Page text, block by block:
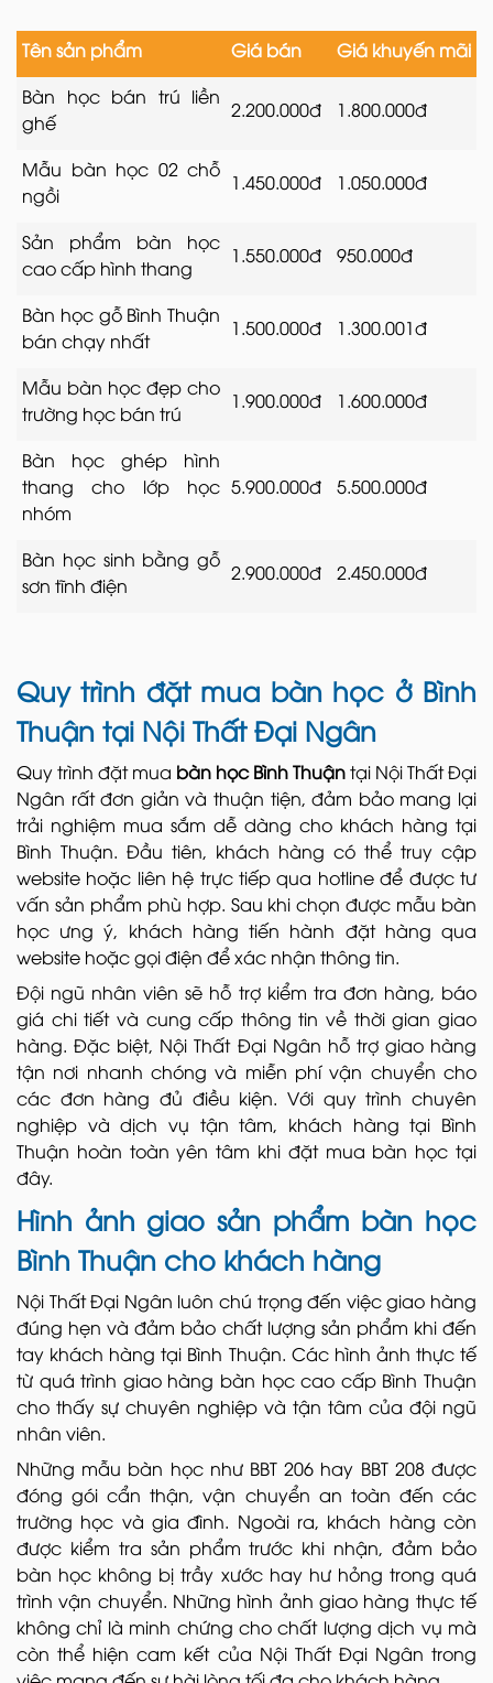
Tên sản phẩm Giá bán
Giá khuyến mãi
Bàn học bán trú liền
ghế
2.200.000đ 1.800.000đ
Mẫu bàn học 02 chỗ
ngồi
1.450.000đ 1.050.000đ
Sản phẩm bàn học
cao cấp hình thang
1.550.000đ 950.000đ
Bàn học gỗ Bình Thuận
bán chạy nhất
1.500.000đ 1.300.001đ
Mẫu bàn học đẹp cho
trường học bán trú
1.900.000đ 1.600.000đ
Bàn học ghép hình
thang cho lớp học
nhóm
5.900.000đ 5.500.000đ
Bàn học sinh bằng gỗ
sơn tĩnh điện
2.900.000đ 2.450.000đ
Quy trình đặt mua bàn học ở Bình
Thuận tại Nội Thất Đại Ngân
Quy trình đặt mua bàn học Bình Thuậntại Nội Thất Đại
Ngân rất đơn giản và thuận tiện, đảm bảo mang lại
trải nghiệm mua sắm dễ dàng cho khách hàng tại
Bình Thuận. Đầu tiên, khách hàng có thể truy cập
website hoặc liên hệ trực tiếp qua hotline để được tư
vấn sản phẩm phù hợp. Sau khi chọn được mẫu bàn
học ưng ý, khách hàng tiến hành đặt hàng qua
website hoặc gọi điện để xác nhận thông tin.
Đội ngũ nhân viên sẽ hỗ trợ kiểm tra đơn hàng, báo
giá chi tiết và cung cấp thông tin về thời gian giao
hàng. Đặc biệt, Nội Thất Đại Ngân hỗ trợ giao hàng
tận nơi nhanh chóng và miễn phí vận chuyển cho
các đơn hàng đủ điều kiện. Với quy trình chuyên
nghiệp và dịch vụ tận tâm, khách hàng tại Bình
Thuận hoàn toàn yên tâm khi đặt mua bàn học tại
đây.
Hình ảnh giao sản phẩm bàn học
Bình Thuận cho khách hàng
Nội Thất Đại Ngân luôn chú trọng đến việc giao hàng
đúng hẹn và đảm bảo chất lượng sản phẩm khi đến
tay khách hàng tại Bình Thuận. Các hình ảnh thực tế
từ quá trình giao hàng bàn học cao cấp Bình Thuận
cho thấy sự chuyên nghiệp và tận tâm của đội ngũ
nhân viên.
Những mẫu bàn học như BBT 206 hay BBT 208 được
đóng gói cẩn thận, vận chuyển an toàn đến các
trường học và gia đình. Ngoài ra, khách hàng còn
được kiểm tra sản phẩm trước khi nhận, đảm bảo
bàn học không bị trầy xước hay hư hỏng trong quá
trình vận chuyển. Những hình ảnh giao hàng thực tế
không chỉ là minh chứng cho chất lượng dịch vụ mà
còn thể hiện cam kết của Nội Thất Đại Ngân trong